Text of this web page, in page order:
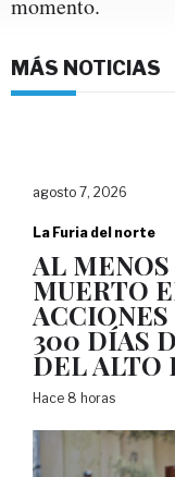
momento.
MÁS NOTICIAS
agosto 7, 2026
La Furia del norte
AL
MUERTO
300 DÍAS
DEL ALTO
Hace 8 horas